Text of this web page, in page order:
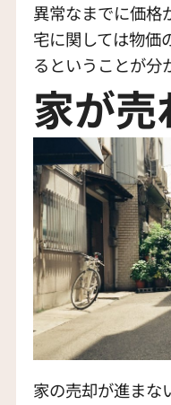
異常なまでに価格
宅に関しては物価
るということが分
家が売
家の売却が進まな